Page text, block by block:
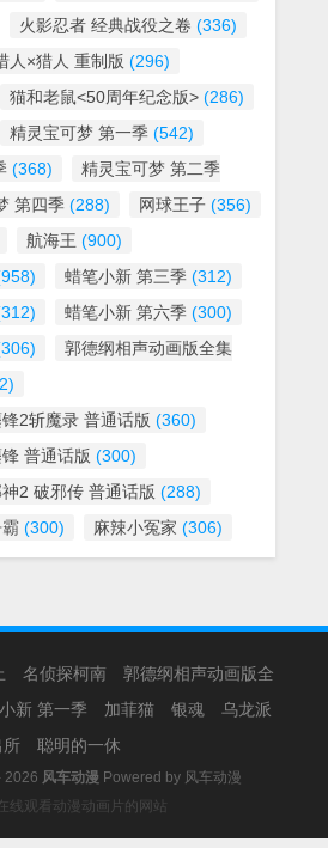
火影忍者 经典战役之卷 (336)
人×猎人 重制版 (296)
猫和老鼠<50周年纪念版> (286)
精灵宝可梦 第一季 (542)
(368)
精灵宝可梦 第二季
第四季 (288) 网球王子 (356)
航海王 (900)
蜡笔小新 第三季 (312)
蜡笔小新 第六季 (300)
郭德纲相声动画版全集
2斩魔录 普通话版 (360)
普通话版 (300)
2 破邪传 普通话版 (288)
(300) 麻辣小冤家 (306)
名侦探柯南
郭德纲相声动画版全
新 第一季 加菲猫 银魂
乌龙派
所
聪明的一休
2026 风车动漫 Powered by 风车动漫
线观看动漫动画片的网站